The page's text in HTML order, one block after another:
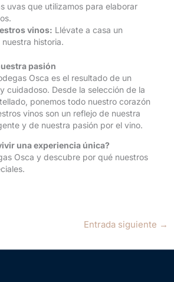
uvas que utilizamos para elaborar
vinos: Llévate a casa un
historia.
pasión
Osca es el resultado de un
cuidadoso. Desde la selección de la
ponemos todo nuestro corazón
vinos son un reflejo de nuestra
y de nuestra pasión por el vino.
una experiencia única?
Osca y descubre por qué nuestros
Entrada siguiente →